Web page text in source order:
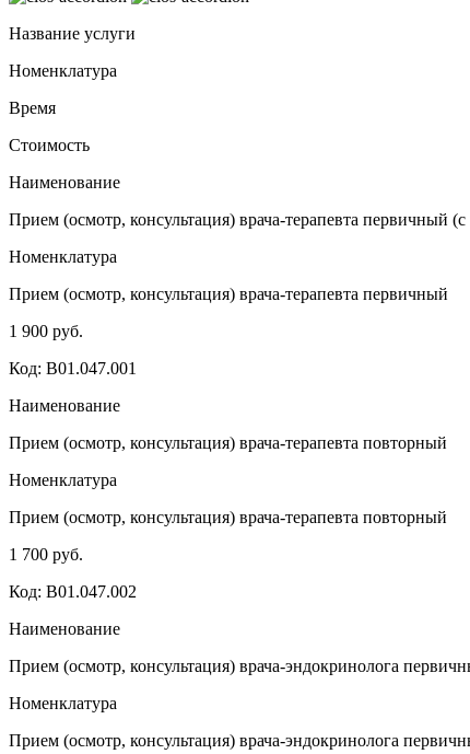
Название услуги
Номенклатура
Время
Стоимость
Наименование
Прием (осмотр, консультация) врача-терапевта первичный
Номенклатура
Прием (осмотр, консультация) врача-терапевта первичный
1 900 руб.
Код: B01.047.001
Наименование
Прием (осмотр, консультация) врача-терапевта повторный
Номенклатура
Прием (осмотр, консультация) врача-терапевта повторный
1 700 руб.
Код: B01.047.002
Наименование
Прием (осмотр, консультация) врача-эндокринолога
Номенклатура
Прием (осмотр, консультация) врача-эндокринолога